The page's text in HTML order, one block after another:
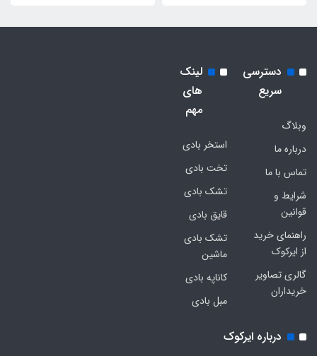
دسترسی
سریع
وبلاگ
درباره ما
تماس با ما
شرایط و
قوانین
راهنمای خرید
از ایرکوک
گالری تصاویر
خریداران
لینک
های
مهم
استخر بادی
تخت بادی
تشک بادی
قایق بادی
تشک بادی
ماشین
کاناپه بادی
مبل بادی
درباره ایرکوک